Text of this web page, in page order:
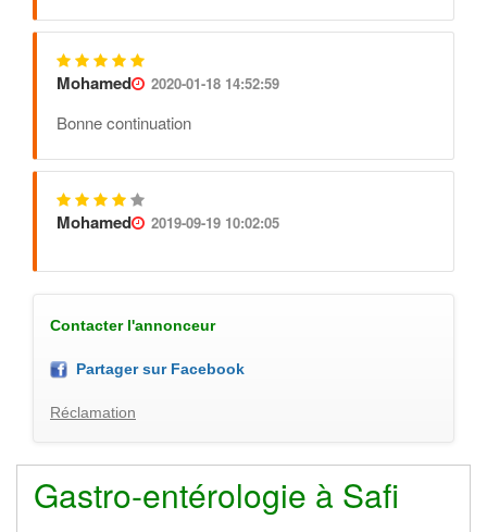
Mohamed 2020-01-18 14:52:59
Bonne continuation
Mohamed 2019-09-19 10:02:05
Contacter l'annonceur
Partager sur Facebook
Réclamation
Gastro-entérologie à Safi